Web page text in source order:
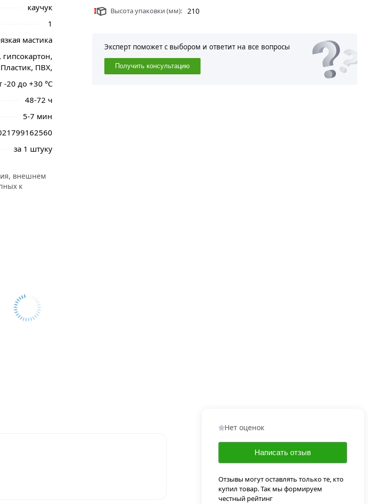
каучук
1
мастика
Пластик, ПВХ,
-20 до +30 °С
48-72 ч
5-7 мин
за 1 штуку
внешнем
к
Высота упаковки (мм): 210
Эксперт поможет с выбором и ответит на все вопросы
Получить консультацию
Нет оценок
Написать отзыв
Отзывы могут оставлять только те, кто
купил товар. Так мы формируем
честный рейтинг